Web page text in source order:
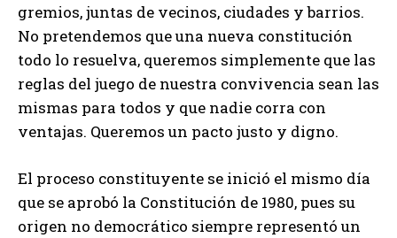
gremios, juntas de vecinos, ciudades y barrios.
No pretendemos que una nueva constitución
todo lo resuelva, queremos simplemente que las
reglas del juego de nuestra convivencia sean las
mismas para todos y que nadie corra con
ventajas. Queremos un pacto justo y digno.
El proceso constituyente se inició el mismo día
que se aprobó la Constitución de 1980, pues su
origen no democrático siempre representó un